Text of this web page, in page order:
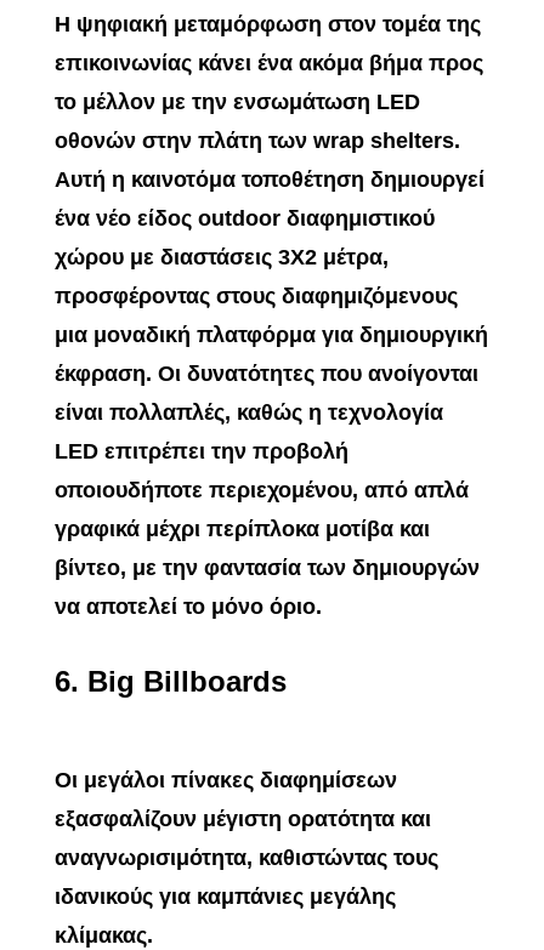
Η ψηφιακή μεταμόρφωση στον τομέα της
επικοινωνίας κάνει ένα ακόμα βήμα προς
το μέλλον με την ενσωμάτωση LED
οθονών στην πλάτη των wrap shelters.
Αυτή η καινοτόμα τοποθέτηση δημιουργεί
ένα νέο είδος outdoor διαφημιστικού
χώρου με διαστάσεις 3Χ2 μέτρα,
προσφέροντας στους διαφημιζόμενους
μια μοναδική πλατφόρμα για δημιουργική
έκφραση. Οι δυνατότητες που ανοίγονται
είναι πολλαπλές, καθώς η τεχνολογία
LED επιτρέπει την προβολή
οποιουδήποτε περιεχομένου, από απλά
γραφικά μέχρι περίπλοκα μοτίβα και
βίντεο, με την φαντασία των δημιουργών
να αποτελεί το μόνο όριο.
6. Big Billboards
Οι μεγάλοι πίνακες διαφημίσεων
εξασφαλίζουν μέγιστη ορατότητα και
αναγνωρισιμότητα, καθιστώντας τους
ιδανικούς για καμπάνιες μεγάλης
κλίμακας.